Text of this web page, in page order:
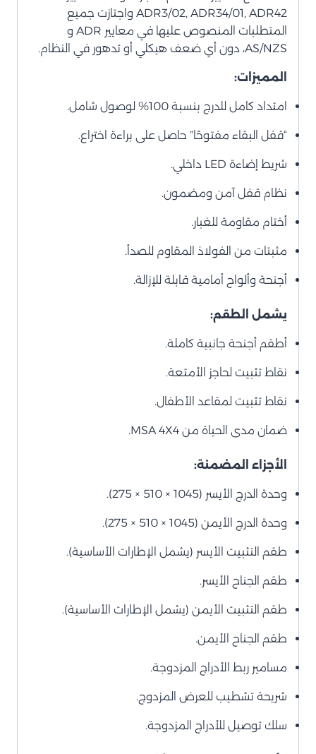
ADR3/02, ADR34/01, ADR42 واجتازت جميع
المتطلبات المنصوص عليها في معايير ADR و
AS/NZS، دون أي ضعف هيكلي أو تدهور في النظام.
المميزات:
امتداد كامل للدرج بنسبة 100% لوصول شامل.
“قفل البقاء مفتوحًا” حاصل على براءة اختراع.
شريط إضاءة LED داخلي.
نظام قفل آمن ومضمون.
أختام مقاومة للغبار.
مثبتات من الفولاذ المقاوم للصدأ.
أجنحة وألواح أمامية قابلة للإزالة.
يشمل الطقم:
أطقم أجنحة جانبية كاملة.
نقاط تثبيت لحاجز الأمتعة.
نقاط تثبيت لمقاعد الأطفال.
ضمان مدى الحياة من MSA 4X4.
الأجزاء المضمنة:
وحدة الدرج الأيسر (1045 × 510 × 275).
وحدة الدرج الأيمن (1045 × 510 × 275).
طقم التثبيت الأيسر (يشمل الإطارات الأساسية).
طقم الجناح الأيسر.
طقم التثبيت الأيمن (يشمل الإطارات الأساسية).
طقم الجناح الأيمن.
مسامير ربط الأدراج المزدوجة.
شريحة تشطيب للعرض المزدوج.
سلك توصيل للأدراج المزدوجة.